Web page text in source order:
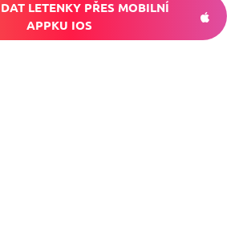
LETENKY PŘES MOBILNÍ
APPKU IOS